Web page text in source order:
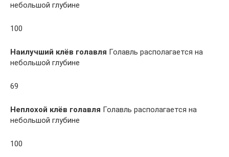
небольшой глубине
100
Наилучший клёв голавля Голавль располагается на
небольшой глубине
69
Неплохой клёв голавля Голавль располагается на
небольшой глубине
100